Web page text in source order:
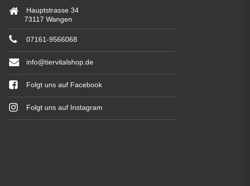
Hauptstrasse 34
73117 Wangen
07161-9566068
info@tiervitalshop.de
Folgt uns auf Facebook
Folgt uns auf Instagram